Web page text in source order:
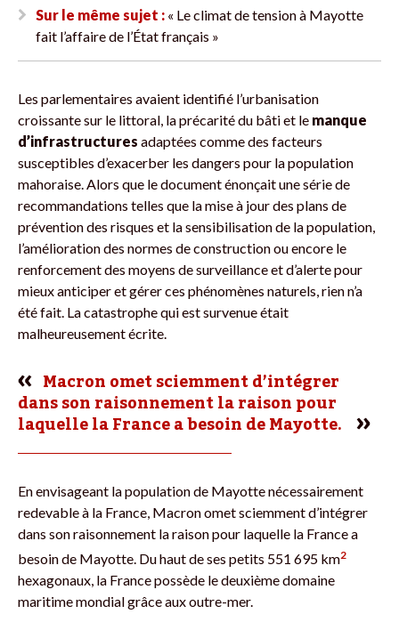
Sur le même sujet : « Le climat de tension à Mayotte
fait l’affaire de l’État français »
Les parlementaires avaient identifié l’urbanisation
croissante sur le littoral, la précarité du bâti et le manque
d’infrastructures adaptées comme des facteurs
susceptibles d’exacerber les dangers pour la population
mahoraise. Alors que le document énonçait une série de
recommandations telles que la mise à jour des plans de
prévention des risques et la sensibilisation de la population,
l’amélioration des normes de construction ou encore le
renforcement des moyens de surveillance et d’alerte pour
mieux anticiper et gérer ces phénomènes naturels, rien n’a
été fait. La catastrophe qui est survenue était
malheureusement écrite.
Macron omet sciemment d’intégrer
dans son raisonnement la raison pour
laquelle la France a besoin de Mayotte.
En envisageant la population de Mayotte nécessairement
redevable à la France, Macron omet sciemment d’intégrer
dans son raisonnement la raison pour laquelle la France a
besoin de Mayotte. Du haut de ses petits 551 695 km2
hexagonaux, la France possède le deuxième domaine
maritime mondial grâce aux outre-mer.